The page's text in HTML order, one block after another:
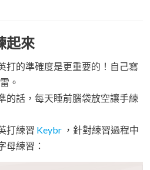
起來
打的準確度是更重要的！自己寫
。
的話，每天睡前腦袋放空讓手練
打練習 Keybr ，針對練習過程中
母練習：